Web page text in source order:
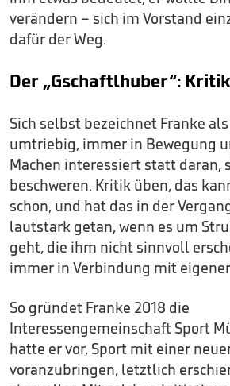
verändern – sich im Vorstand
dafür der Weg.
Der „Gschaftlhuber“:
Sich selbst bezeichnet Franke
umtriebig, immer in Bewegung
Machen interessiert statt daran,
beschweren. Kritik üben, das
schon, und hat das in der
lautstark getan, wenn es um
geht, die ihm nicht sinnvoll
immer in Verbindung mit
So gründet Franke 2018 die
Interessengemeinschaft Sport
hatte er vor, Sport mit einer
voranzubringen, letztlich